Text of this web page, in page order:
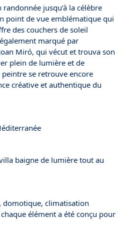
jusqu’à la célèbre
point de vue emblématique qui
des couchers de soleil
marqué par
Miró, qui vécut et trouva son
plein de lumière et de
peintre se retrouve encore
créative et authentique du
baigne de lumière tout au
domotique, climatisation
élément a été conçu pour